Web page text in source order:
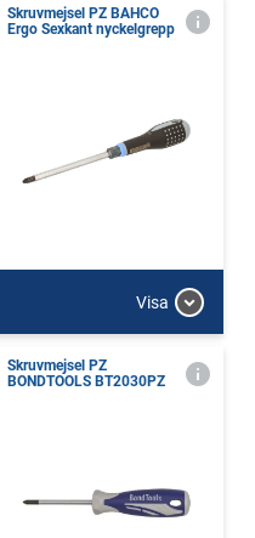
Skruvmejsel PZ BAHCO
Ergo Sexkant nyckelgrepp
Visa
Skruvmejsel PZ
BONDTOOLS BT2030PZ